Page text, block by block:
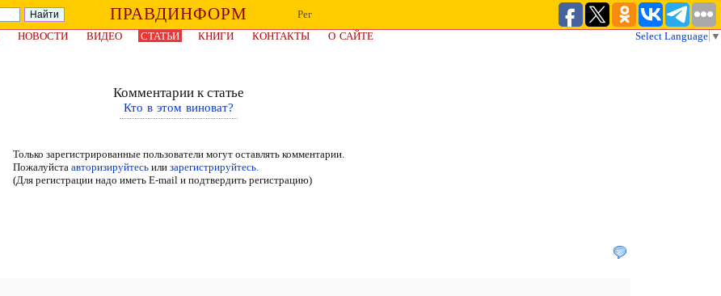
ПРАВДИНФОРМ
Рег
НОВОСТИ ВИДЕО СТАТЬИ КНИГИ КОНТАКТЫ О САЙТЕ Select Language ▼
Комментарии к статье
Кто в этом виноват?
Только зарегистрированные пользователи могут оставлять комментарии.
Пожалуйста авторизируйтесьили зарегистрируйтесь.
(Для регистрации надо иметь E-mail и подтвердить регистрацию)